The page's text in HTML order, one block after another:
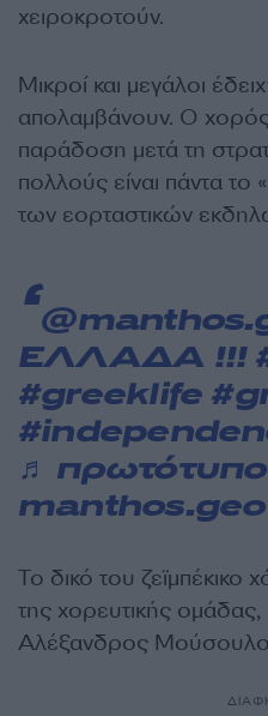
χειροκροτούν.
Μικροί και μεγάλοι
απολαμβάνουν. Ο χορός
παράδοση μετά τη
πολλούς είναι πάντα το
των εορταστικών
ΕΛΛΑΔΑ !!!
#greeklife
♬
manthos.geo
Το δικό του ζεϊμπέκικο
της χορευτικής
Αλέξανδρος